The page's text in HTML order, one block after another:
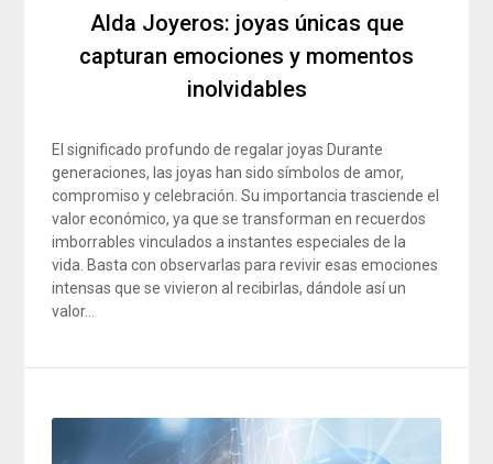
Alda Joyeros: joyas únicas que
capturan emociones y momentos
inolvidables
El significado profundo de regalar joyas Durante
generaciones, las joyas han sido símbolos de amor,
compromiso y celebración. Su importancia trasciende el
valor económico, ya que se transforman en recuerdos
imborrables vinculados a instantes especiales de la
vida. Basta con observarlas para revivir esas emociones
intensas que se vivieron al recibirlas, dándole así un
valor…